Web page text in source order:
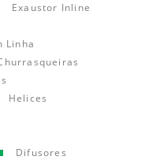
Exaustor Inline
Linha
Helices
Difusores